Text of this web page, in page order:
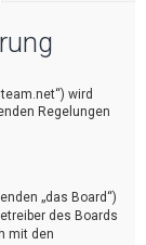
wird
Regelungen
„das Board“)
des Boards
mit den